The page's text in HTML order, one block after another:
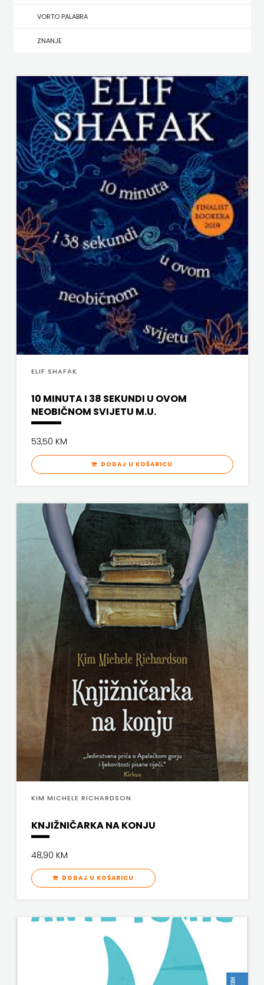
Naklada
Rocky
NAKLADA
SLAP
NAKLADA
SV.ANTUNA
NAKLADA
ULIKS
NARODNA
KNJIŽNICA
HNŽ/K
NAŠA
DJECA
NAŠA
OGNJIŠTA
NOVOTEKS
ODEON
Pearson
PLANETOPIJA
PLANJAX
KOMERC
POETIKA
POPULUS
PROFIL
PULS
HERCEG-
ROCKMARK
SANDORF
VORTO PALABRA
ZNANJE
ELIF SHAFAK
10 MINUTA I 38 SEKUNDI U OVOM
NEOBIČNOM SVIJETU M.U.
53,50 KM
DODAJ U KOŠARICU
KIM MICHELE RICHARDSON
KNJIŽNIČARKA NA KONJU
48,90 KM
DODAJ U KOŠARICU